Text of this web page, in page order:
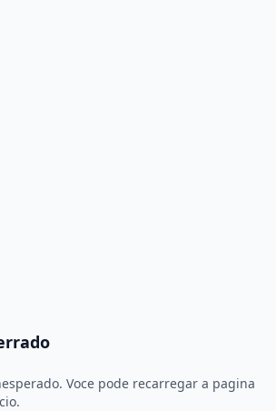
Voce pode recarregar a pagina